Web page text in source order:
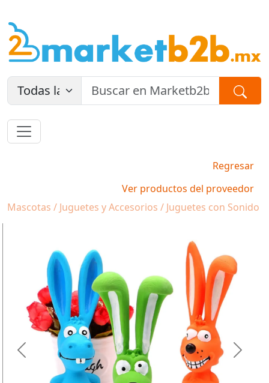
Regresar
Ver productos del proveedor
Mascotas / Juguetes y Accesorios / Juguetes con Sonido
Previous Next